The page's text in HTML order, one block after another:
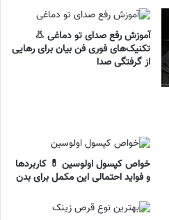
آموزش رفع صدای تو دماغی 👃
تکنیک‌های فوری فن بیان برای رهایی
از گرفتگی صدا
خواص کپسول اولوسین 💊 کاربردها
و فواید احتمالی این مکمل برای بدن